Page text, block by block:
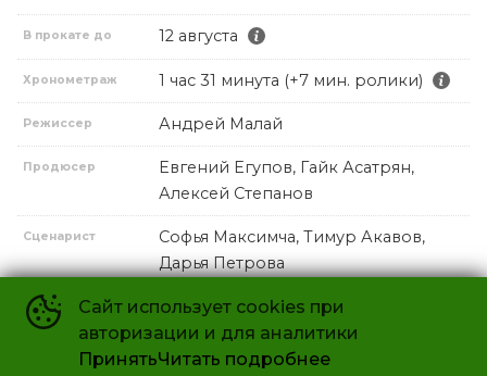
В прокате до 12 августа
Хронометраж 1 час 31 минута (+7 мин. ролики)
Режиссер Андрей Малай
Продюсер
Евгений Егупов, Гайк Асатрян,
Алексей Степанов
Сценарист
Софья Максимча, Тимур Акавов,
Дарья Петрова
В ролях
Ксения Бородина, Алексей Чадов,
Теона Бородина, Лея Самойлова,
Виктория Клинкова, Роза Сябитова,
Сайт использует cookies при
авторизации и для аналитики
ПринятьЧитать подробнее